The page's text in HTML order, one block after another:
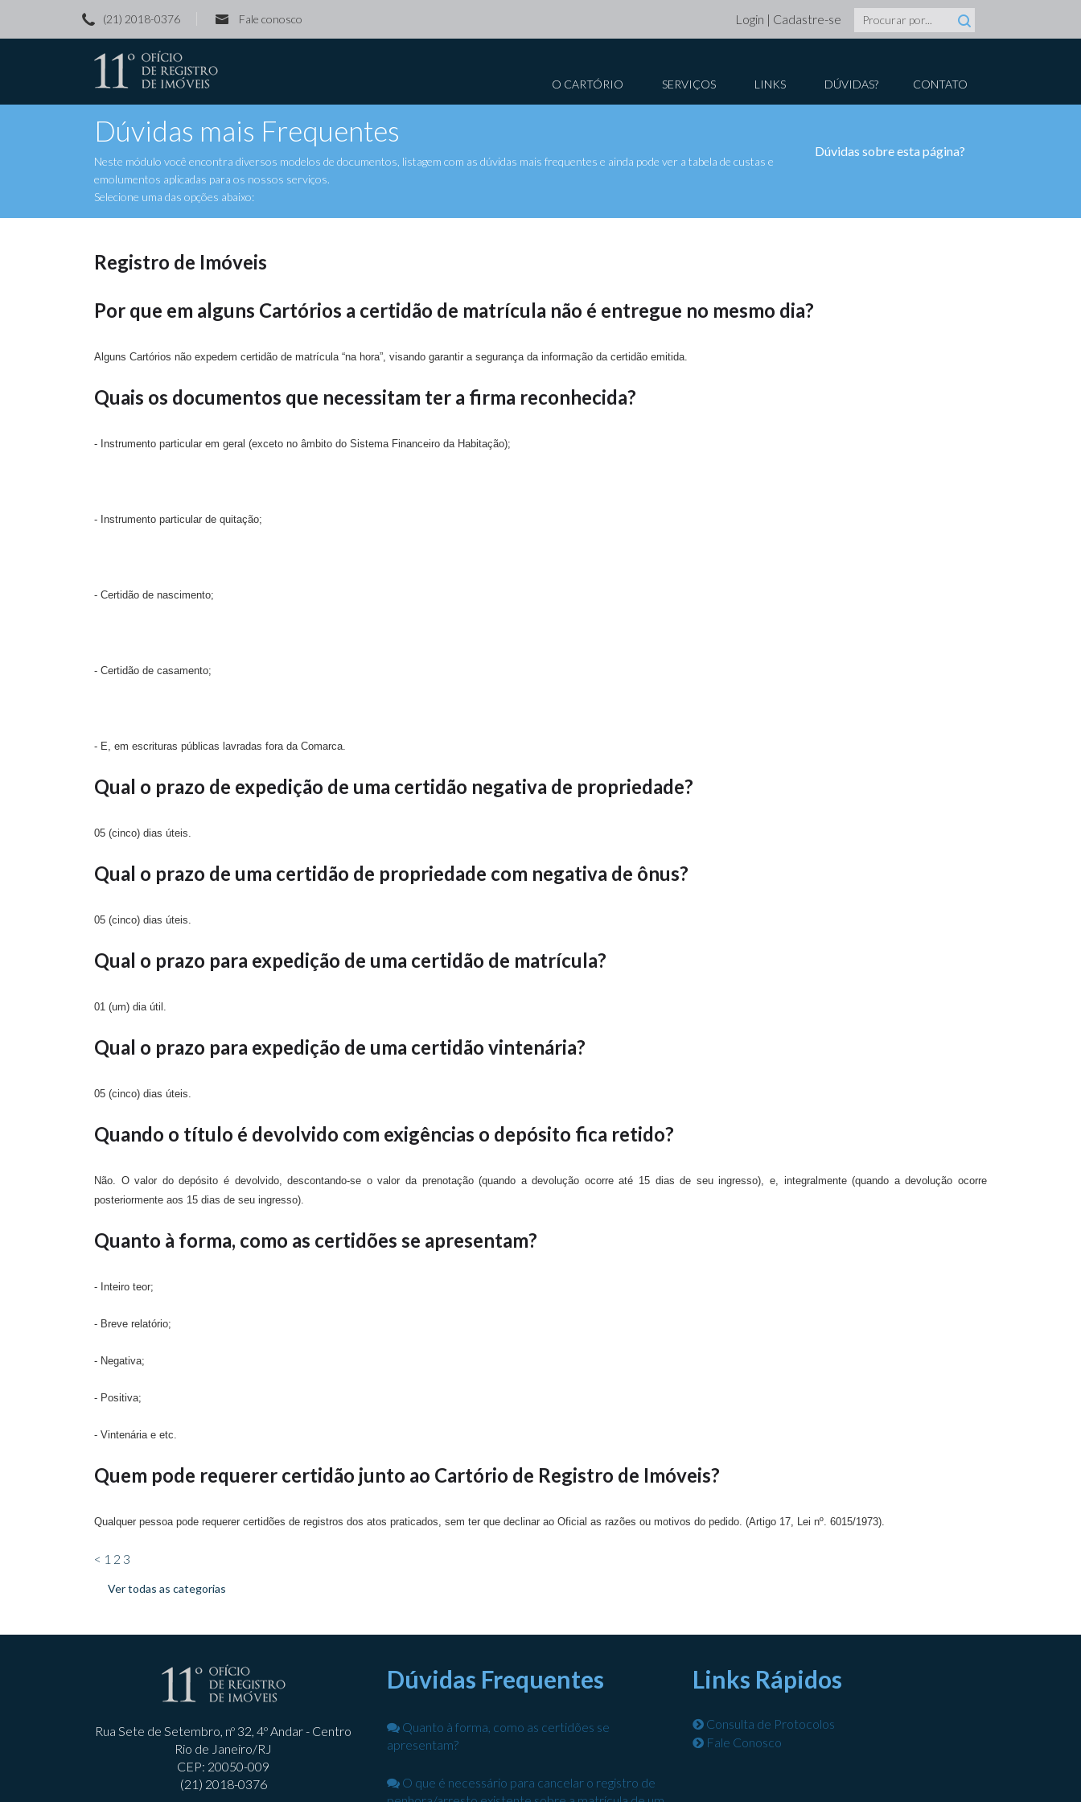
(21) 2018-0376 Fale conosco Login | Cadastre-se
O CARTÓRIO SERVIÇOS LINKS DÚVIDAS? CONTATO
Dúvidas mais Frequentes
Neste módulo você encontra diversos modelos de documentos, listagem com as dúvidas mais frequentes e ainda pode ver a tabela de custas e
emolumentos aplicadas para os nossos serviços.
Selecione uma das opções abaixo:
Dúvidas sobre esta página?
Registro de Imóveis
Por que em alguns Cartórios a certidão de matrícula não é entregue no mesmo dia?
Alguns Cartórios não expedem certidão de matrícula “na hora”, visando garantir a segurança da informação da certidão emitida.
Quais os documentos que necessitam ter a firma reconhecida?
- Instrumento particular em geral (exceto no âmbito do Sistema Financeiro da Habitação);
- Instrumento particular de quitação;
- Certidão de nascimento;
- Certidão de casamento;
- E, em escrituras públicas lavradas fora da Comarca.
Qual o prazo de expedição de uma certidão negativa de propriedade?
05 (cinco) dias úteis.
Qual o prazo de uma certidão de propriedade com negativa de ônus?
05 (cinco) dias úteis.
Qual o prazo para expedição de uma certidão de matrícula?
01 (um) dia útil.
Qual o prazo para expedição de uma certidão vintenária?
05 (cinco) dias úteis.
Quando o título é devolvido com exigências o depósito fica retido?
Não. O valor do depósito é devolvido, descontando-se o valor da prenotação (quando a devolução ocorre até 15 dias de seu ingresso), e, integralmente (quando a devolução ocorre
posteriormente aos 15 dias de seu ingresso).
Quanto à forma, como as certidões se apresentam?
- Inteiro teor;
- Breve relatório;
- Negativa;
- Positiva;
- Vintenária e etc.
Quem pode requerer certidão junto ao Cartório de Registro de Imóveis?
Qualquer pessoa pode requerer certidões de registros dos atos praticados, sem ter que declinar ao Oficial as razões ou motivos do pedido. (Artigo 17, Lei nº. 6015/1973).
< 1 2 3
Ver todas as categorias
Rua Sete de Setembro, nº 32, 4º Andar - Centro
Rio de Janeiro/RJ
CEP: 20050-009
(21) 2018-0376
Dúvidas Frequentes
Quanto à forma, como as certidões se
apresentam?
O que é necessário para cancelar o registro de
Links Rápidos
Consulta de Protocolos
Fale Conosco